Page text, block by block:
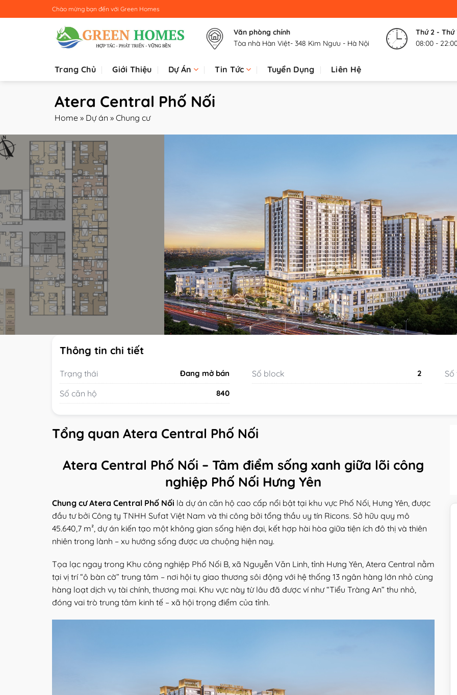
qua
Chào mừng bạn đến với Green Homes
Văn phòng chính
Tòa nhà Hàn Việt- 348 Kim Ngưu - Hà Nội
Thứ 2 - Thứ
08:00 -
Trang Chủ Giới Thiệu Dự Án Tin Tức Tuyển Dụng Liên Hệ
Atera Central Phố Nối
Home » Dự án » Chung cư
Thông tin chi tiết
Trạng thái Đang mở bán Số block 2 Số
Số căn hộ 840
Tổng quan Atera Central Phố Nối
Atera Central Phố Nối – Tâm điểm sống xanh giữa lõi công
nghiệp Phố Nối Hưng Yên
Chung cư Atera Central Phố Nối là dự án căn hộ cao cấp nổi bật tại khu vực Phố Nối, Hưng Yên, được
đầu tư bởi Công ty TNHH Sufat Việt Nam và thi công bởi tổng thầu uy tín Ricons. Sở hữu quy mô
45.640,7 m², dự án kiến tạo một không gian sống hiện đại, kết hợp hài hòa giữa tiện ích đô thị và thiên
nhiên trong lành – xu hướng sống được ưa chuộng hiện nay.
Tọa lạc ngay trong Khu công nghiệp Phố Nối B, xã Nguyễn Văn Linh, tỉnh Hưng Yên, Atera Central nằm
tại vị trí “ô bàn cờ” trung tâm – nơi hội tụ giao thương sôi động với hệ thống 13 ngân hàng lớn nhỏ cùng
hàng loạt dịch vụ tài chính, thương mại. Khu vực này từ lâu đã được ví như “Tiểu Tràng An” thu nhỏ,
đóng vai trò trung tâm kinh tế – xã hội trọng điểm của tỉnh.